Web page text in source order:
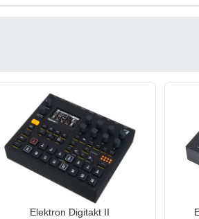
Elektron Digitakt II